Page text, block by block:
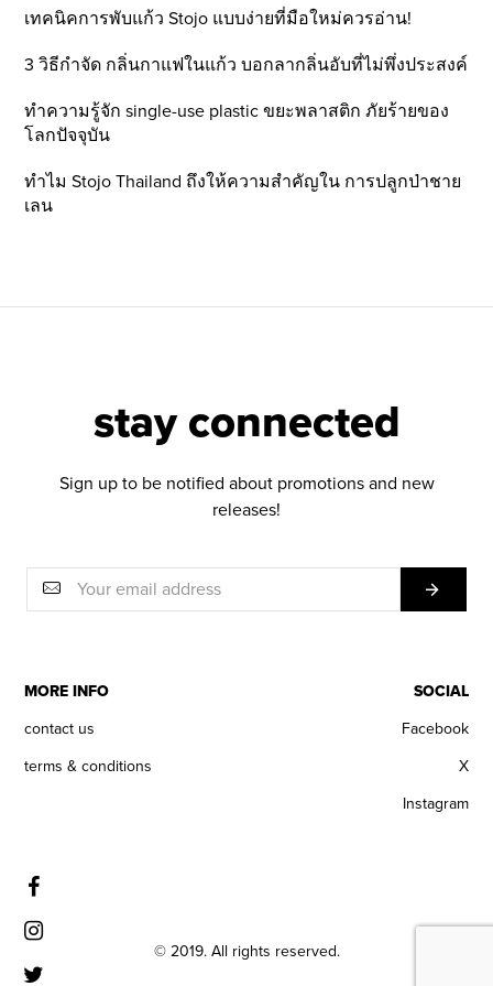
เทคนิคการพับแก้ว Stojo แบบง่ายที่มือใหม่ควรอ่าน!
3 วิธีกำจัด กลิ่นกาแฟในแก้ว บอกลากลิ่นอับที่ไม่พึ่งประสงค์
ทำความรู้จัก single-use plastic ขยะพลาสติก ภัยร้ายของ
โลกปัจจุบัน
ทำไม Stojo Thailand ถึงให้ความสำคัญใน การปลูกป่าชาย
เลน
stay connected
Sign up to be notified about promotions and new
releases!
MORE INFO
contact us
terms & conditions
SOCIAL
Facebook
X
Instagram
© 2019. All rights reserved.